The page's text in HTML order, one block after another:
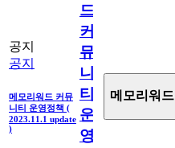
공지
공지
메모리워드 커뮤
니티 운영정책 (
2023.11.1 update
)
드
커
뮤
니
티
운
영
메모리워드